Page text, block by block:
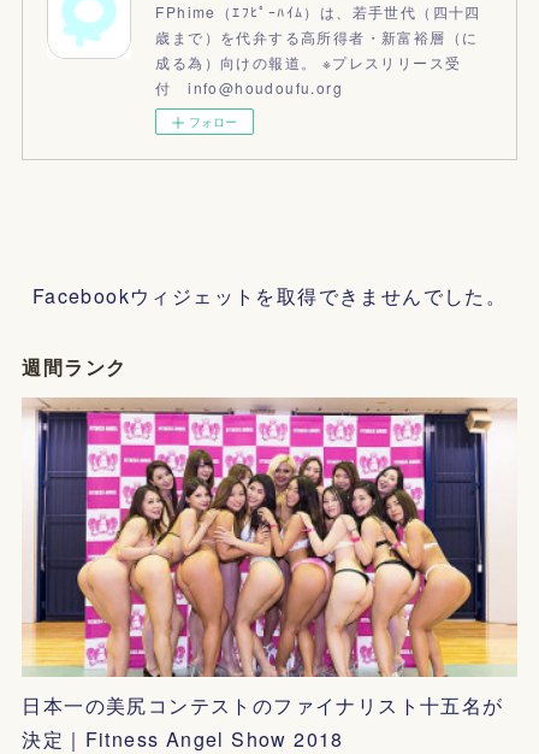
FPhime（ｴﾌﾋﾟｰﾊｲﾑ）は、若手世代（四十四
歳まで）を代弁する高所得者・新富裕層（に
成る為）向けの報道。 ※プレスリリース受
付 info@houdoufu.org
フォロー
Facebookウィジェットを取得できませんでした。
週間ランク
日本一の美尻コンテストのファイナリスト十五名が
決定｜Fitness Angel Show 2018